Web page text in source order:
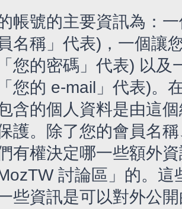
帳號的主要資訊為：
名稱」代表)，一個讓
您的密碼」代表) 以及
您的 e-mail」代表)。
含的個人資料是由這
護。除了您的會員名
有權決定哪一些額外
MozTW 討論區」的。
些資訊是可以對外公